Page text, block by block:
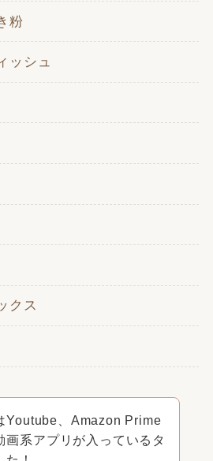
粉
ッシュ
クス
Youtube、Amazon Prime
画系アプリが入っているタ